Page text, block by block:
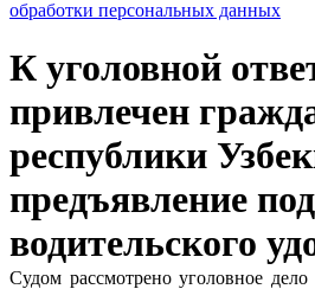
обработки персональных данных
К уголовной
привлечен
республики
предъявление
водительского
Судом рассмотрено уголовное